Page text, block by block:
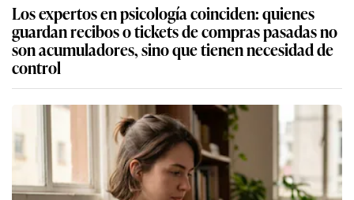
Los expertos en psicología coinciden: quienes
guardan recibos o tickets de compras pasadas no
son acumuladores, sino que tienen necesidad de
control